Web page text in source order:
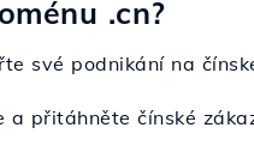
.cn?
své podnikání na
a přitáhněte čínské